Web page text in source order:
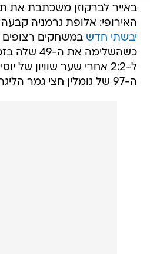
באייר לברקוזן משכתבת את
האירופי: אלופת גרמניה
יבשתי חדש במשחקים
ל-2:2 אחרי שער שוויון של
ה-97 של גומלין חצי גמר הליגה האירופית נגד רומא.